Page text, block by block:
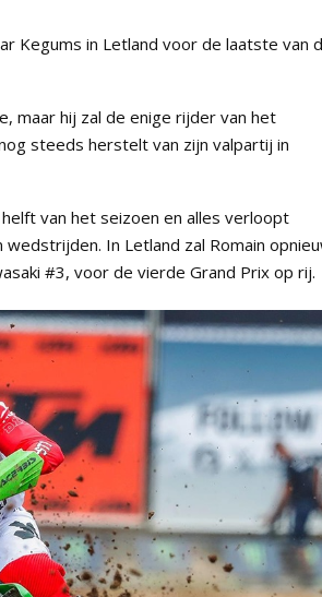
Kegums in Letland voor de laatste van
maar hij zal de enige rijder van het
steeds herstelt van zijn valpartij in
van het seizoen en alles verloopt
In Letland zal Romain
#3, voor de vierde Grand Prix op rij.